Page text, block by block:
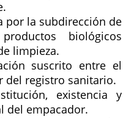
por la subdirección de
biológicos
limpieza.
suscrito entre el
del registro sanitario.
existencia y
del empacador.